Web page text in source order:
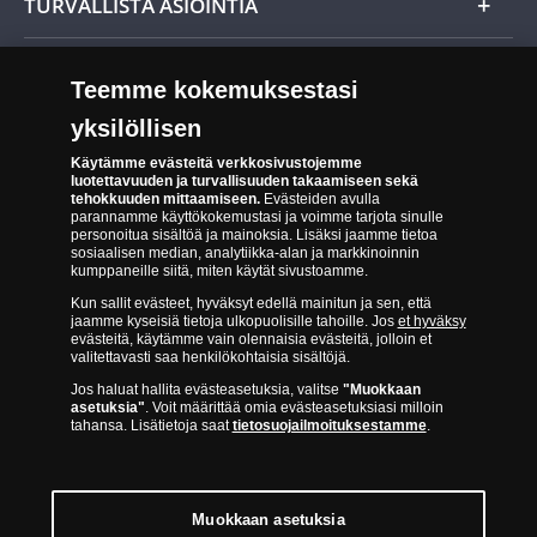
Tuotteiden toimittaminen
Palautusoikeus
Tee peruutusilmoitus
Saavutettavuusseloste
Turvallinen kumppani
Aitous- ja laatutakuu
14 päivän palautusoikeus
Suomen Moneta toimii virallisena jakelijana useimmille maailman
johtaville rahapajoille ja keskuspankeille, kuten Norjan rahapaja,
Britannian kuninkaallinen rahapaja, Ranskan rahapaja, Kanadan
kuninkaallinen rahapaja, Australian kuninkaallinen rahapaja, Etelä-
Afrikan kuninkaallinen rahapaja, Itävallan rahapaja, Alankomaiden
muut.
Teemme kokemuksestasi
yksilöllisen
Käytämme evästeitä verkkosivustojemme
luotettavuuden ja turvallisuuden takaamiseen sekä
tehokkuuden mittaamiseen.Evästeiden avulla
parannamme käyttökokemustasi ja voimme tarjota sinulle
personoitua sisältöä ja mainoksia. Lisäksi jaamme tietoa
sosiaalisen median, analytiikka-alan ja markkinoinnin
kumppaneille siitä, miten käytät sivustoamme.
Kun sallit evästeet, hyväksyt edellä mainitun ja sen, että
jaamme kyseisiä tietoja ulkopuolisille tahoille. Jos et hyväksy
evästeitä, käytämme vain olennaisia evästeitä, jolloin et
valitettavasti saa henkilökohtaisia sisältöjä.
Jos haluat hallita evästeasetuksia, valitse "Muokkaan
asetuksia". Voit määrittää omia evästeasetuksiasi milloin
tahansa. Lisätietoja saattietosuojailmoituksestamme.
Muokkaan asetuksia